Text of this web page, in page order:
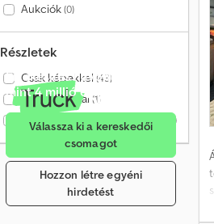
Aukciók(0)
Részletek
Csak képekkel (43)
Csak videóval (1)
Csak ellenőrzött kereskedők (0)
Értékesítés havonta több
mint 4 millió érdeklődőnek
Válassza ki a kereskedői
csomagot
Hozzon létre egyéni
hirdetést